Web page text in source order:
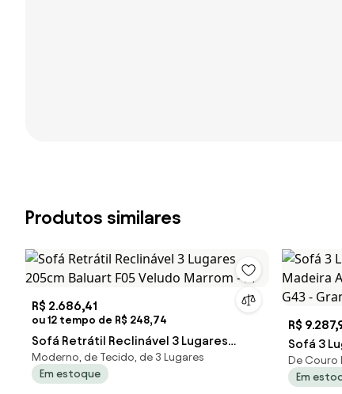
Produtos similares
R$ 2.686,41
ou 12 tempo de R$ 248,74
Sofá Retrátil Reclinável 3 Lugares
205cm Baluart F05 Veludo Marrom - M
Moderno, de Tecido, de 3 Lugares
Em estoque
R$
Sofá 3
Madeira
G43 -
De Couro
Em